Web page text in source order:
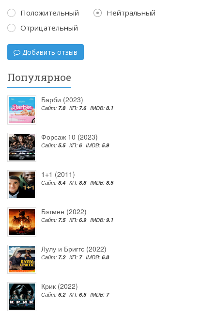
Положительный
Нейтральный
Отрицательный
Добавить отзыв
Популярное
Барби (2023)
Сайт: 7.8 КП: 7.6 IMDB: 8.1
Форсаж 10 (2023)
Сайт: 5.5 КП: 6 IMDB: 5.9
1+1 (2011)
Сайт: 8.4 КП: 8.8 IMDB: 8.5
Бэтмен (2022)
Сайт: 7.5 КП: 6.9 IMDB: 9.1
Лулу и Бриггс (2022)
Сайт: 7.2 КП: 7 IMDB: 6.8
Крик (2022)
Сайт: 6.2 КП: 6.5 IMDB: 7